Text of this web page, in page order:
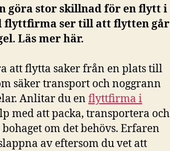
göra stor skillnad för en flytt i
flyttfirma ser till att flytten går
Läs mer här.
att flytta saker från en plats till
säker transport och noggrann
Anlitar du en flyttfirma i
med att packa, transportera och
om det behövs. Erfaren
av eftersom du vet att